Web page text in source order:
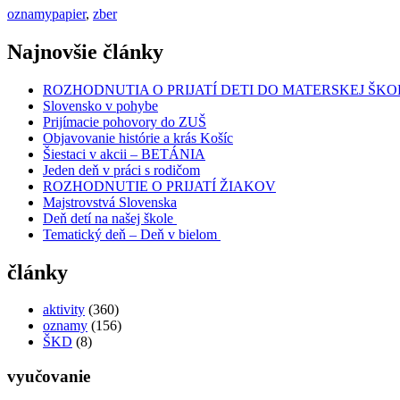
oznamypapier, zber
Najnovšie články
ROZHODNUTIA O PRIJATÍ DETI DO MATERSKEJ
Slovensko v pohybe
Prijímacie pohovory do ZUŠ
Objavovanie histórie a krás Košíc
Šiestaci v akcii – BETÁNIA
Jeden deň v práci s rodičom
ROZHODNUTIE O PRIJATÍ ŽIAKOV
Majstrovstvá Slovenska
Deň detí na našej škole
Tematický deň – Deň v bielom
články
aktivity (360)
oznamy (156)
ŠKD (8)
vyučovanie